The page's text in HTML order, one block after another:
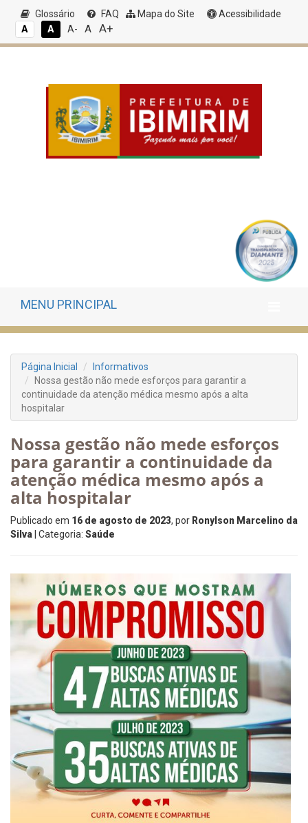
Glossário FAQ Mapa do Site
Acessibilidade
A
A A- A A+
MENU PRINCIPAL
Página Inicial
Informativos
Nossa gestão não mede esforços para garantir a
continuidade da atenção médica mesmo após a alta
hospitalar
Nossa gestão não mede esforços
para garantir a continuidade da
atenção médica mesmo após a
alta hospitalar
Publicado em 16 de agosto de 2023, por Ronylson Marcelino da
Silva | Categoria: Saúde